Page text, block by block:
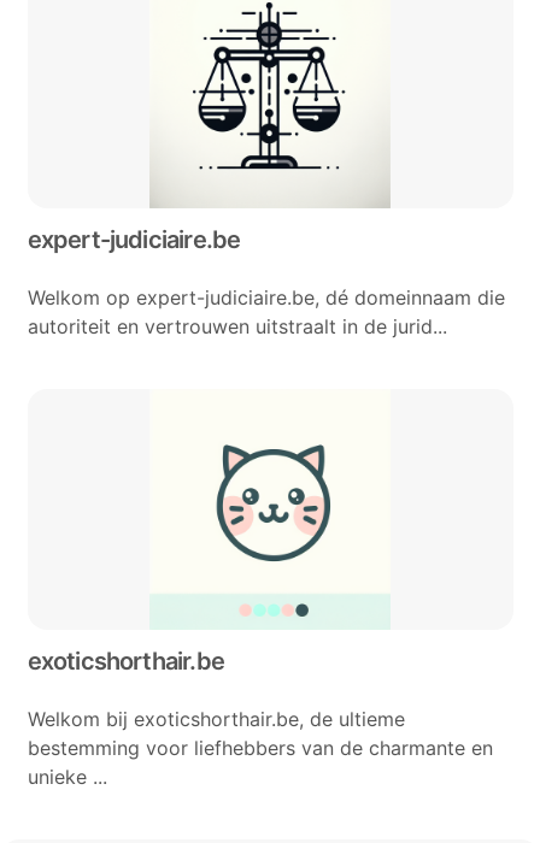
expert-judiciaire.be
Welkom op expert-judiciaire.be, dé domeinnaam die
autoriteit en vertrouwen uitstraalt in de jurid...
exoticshorthair.be
Welkom bij exoticshorthair.be, de ultieme
bestemming voor liefhebbers van de charmante en
unieke ...